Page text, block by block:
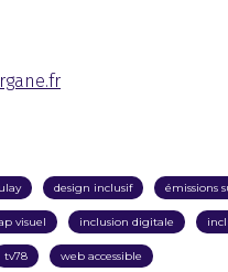
design inclusif émissions
visuel inclusion digitale
tv78 web accessible